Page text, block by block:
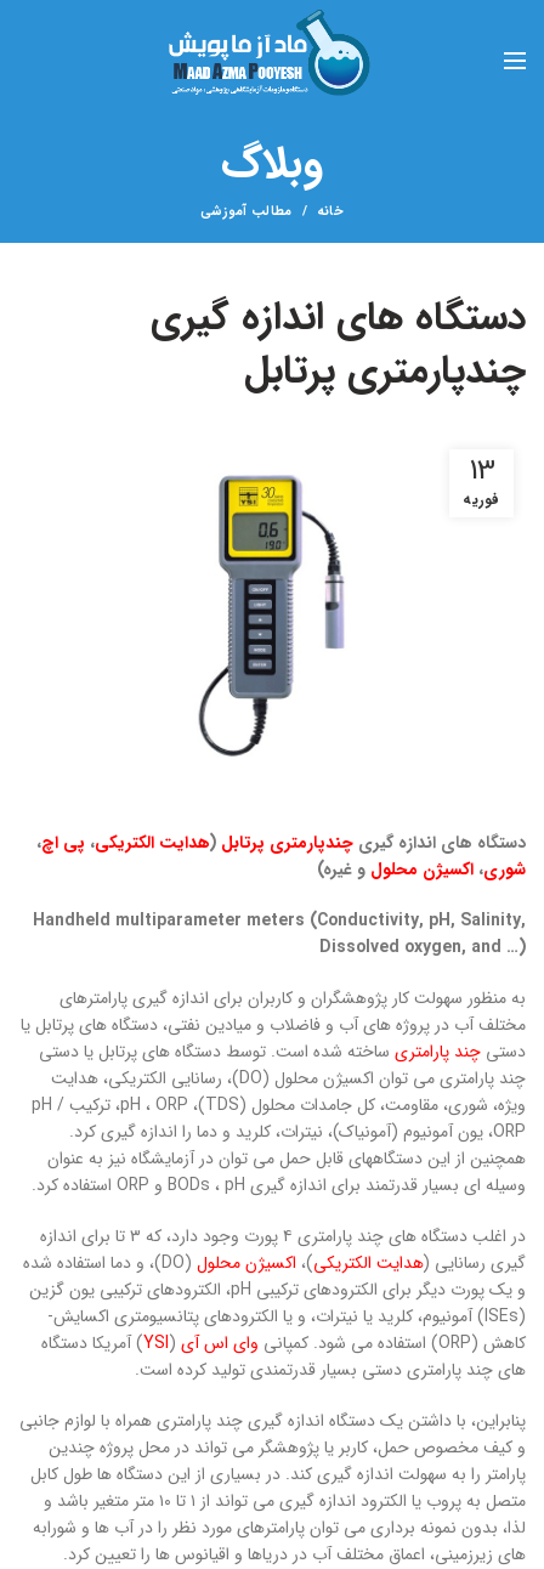
وبلاگ
خانه مطالب آموزشی
دستگاه های اندازه گیری
چندپارمتری پرتابل
13
فوریه
دستگاه های اندازه گیری چندپارمتری پرتابل (هدایت الکتریکی، پی اچ،
شوری، اکسیژن محلول و غیره)
Handheld multiparameter meters (Conductivity, pH, Salinity,
Dissolved oxygen, and …)
به منظور سهولت کار پژوهشگران و کاربران برای اندازه گیری پارامترهای
مختلف آب در پروژه های آب و فاضلاب و میادین نفتی، دستگاه های پرتابل یا
دستی چند پارامتری ساخته شده است. توسط دستگاه های پرتابل یا دستی
چند پارامتری می توان اکسیژن محلول (DO)، رسانایی الکتریکی، هدایت
ویژه، شوری، مقاومت، کل جامدات محلول (TDS)، pH ، ORP، ترکیب pH /
ORP، یون آمونیوم (آمونیاک)، نیترات، کلرید و دما را اندازه گیری کرد.
همچنین از این دستگاههای قابل حمل می توان در آزمایشگاه نیز به عنوان
وسیله ای بسیار قدرتمند برای اندازه گیری BODs ، pH و ORP استفاده کرد.
در اغلب دستگاه های چند پارامتری ۴ پورت وجود دارد، که ۳ تا برای اندازه
گیری رسانایی (هدایت الکتریکی)، اکسیژن محلول
(DO)، و دما استفاده شده
و یک پورت دیگر برای الکترودهای ترکیبی pH، الکترودهای ترکیبی یون گزین
(ISEs) آمونیوم، کلرید یا نیترات، و یا الکترودهای پتانسیومتری اکسایش-
کاهش (ORP) استفاده می شود. کمپانی
وای اس آی (
YSI) آمریکا دستگاه
های چند پارامتری دستی بسیار قدرتمندی تولید کرده است.
پنابراین، با داشتن یک دستگاه اندازه گیری چند پارامتری همراه با لوازم جانبی
و کیف مخصوص حمل، کاربر یا پژوهشگر می تواند در محل پروژه چندین
پارامتر را به سهولت اندازه گیری کند. در بسیاری از این دستگاه ها طول کابل
متصل به پروب یا الکترود اندازه گیری می تواند از ۱ تا ۱۰ متر متغیر باشد و
لذا، بدون نمونه برداری می توان پارامترهای مورد نظر را در آب ها و شورابه
های زیرزمینی، اعماق مختلف آب در دریاها و اقیانوس ها را تعیین کرد.